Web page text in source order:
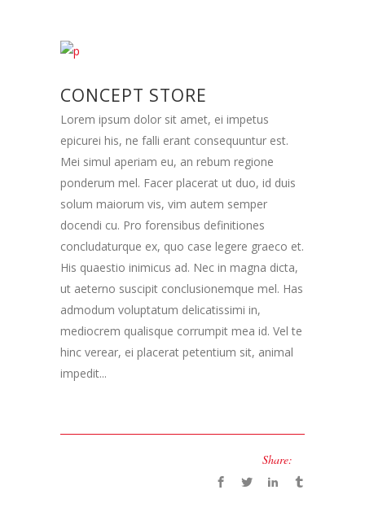
CONCEPT STORE
Lorem ipsum dolor sit amet, ei impetus
epicurei his, ne falli erant consequuntur est.
Mei simul aperiam eu, an rebum regione
ponderum mel. Facer placerat ut duo, id duis
solum maiorum vis, vim autem semper
docendi cu. Pro forensibus definitiones
concludaturque ex, quo case legere graeco et.
His quaestio inimicus ad. Nec in magna dicta,
ut aeterno suscipit conclusionemque mel. Has
admodum voluptatum delicatissimi in,
mediocrem qualisque corrumpit mea id. Vel te
hinc verear, ei placerat petentium sit, animal
impedit...
Share: